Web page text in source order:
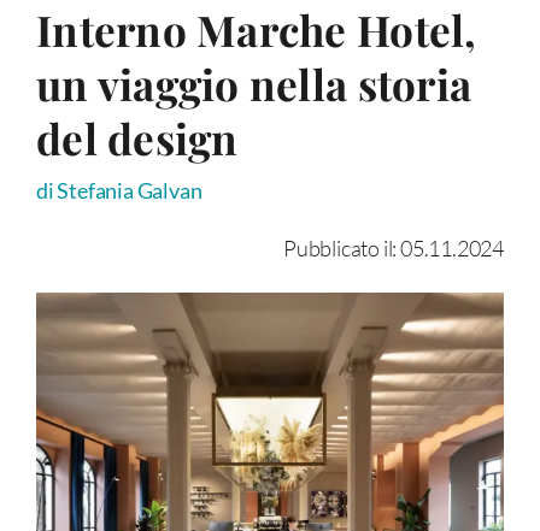
Interno Marche Hotel,
un viaggio nella storia
del design
di Stefania Galvan
Pubblicato il: 05.11.2024